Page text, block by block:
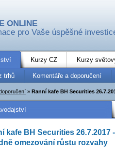
ONLINE
pro Vaše úspěšné
Kurzy CZ Kurzy
trhů Komentáře a doporučení
» Ranní kafe BH Securities
kafe BH Securities 26.7.2017
omezování růstu rozvahy